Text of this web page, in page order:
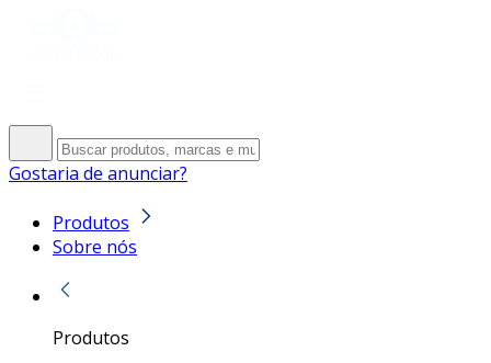
Gostaria de anunciar?
Produtos
Sobre nós
Produtos